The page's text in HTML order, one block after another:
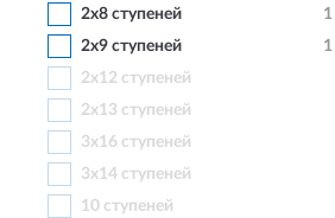
2х8 ступеней
1
2х9 ступеней
1
2х12 ступеней
2х13 ступеней
3x16 ступеней
3х14 ступеней
10 ступеней